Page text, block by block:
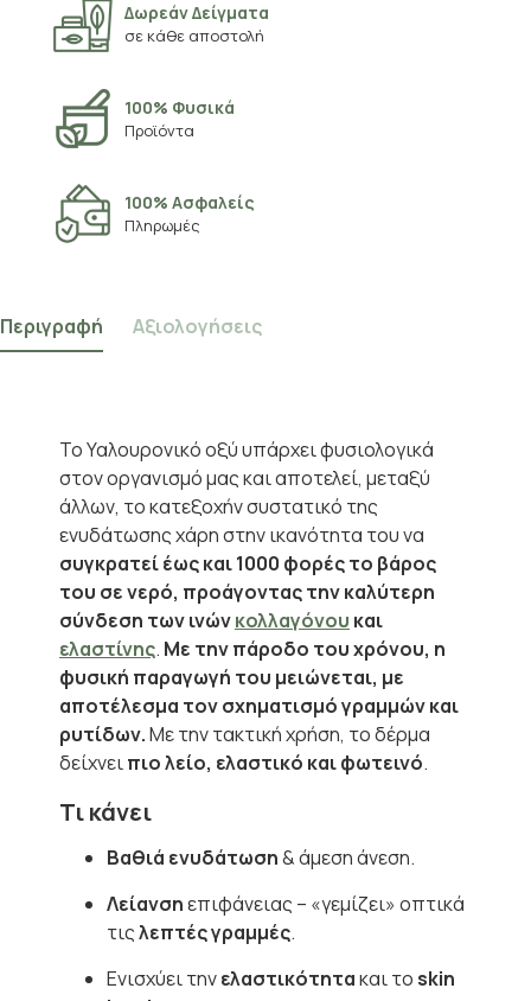
Δωρεάν Δείγματα
σε κάθε αποστολή
100% Φυσικά
Προϊόντα
100% Ασφαλείς
Πληρωμές
Περιγραφή Αξιολογήσεις
Το Υαλουρονικό οξύ υπάρχει φυσιολογικά
στον οργανισμό μας και αποτελεί, μεταξύ
άλλων, το κατεξοχήν συστατικό της
ενυδάτωσης χάρη στην ικανότητα του να
συγκρατεί έως και 1000 φορές το βάρος
του σε νερό, προάγοντας την καλύτερη
σύνδεση των ινώνκολλαγόνου και
ελαστίνης. Με την πάροδο του χρόνου, η
φυσική παραγωγή του μειώνεται, με
αποτέλεσμα τον σχηματισμό γραμμών και
ρυτίδων.Με την τακτική χρήση, το δέρμα
δείχνειπιο λείο, ελαστικό και φωτεινό.
Τι κάνει
Βαθιά ενυδάτωση& άμεση άνεση.
Λείανσηεπιφάνειας – «γεμίζει» οπτικά
τιςλεπτές γραμμές.
Ενισχύει τηνελαστικότητακαι τοskin